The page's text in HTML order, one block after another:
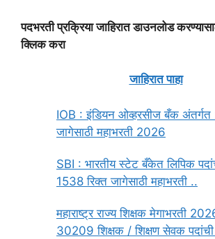
पदभरती प्रक्रिया जाहिरात डाउनलोड
क्लिक करा
जाहिरात पाहा
IOB : इंडियन ओव्हरसीज बँक अंतर्गत
जागेसाठी महाभरती 2026
SBI : भारतीय स्टेट बँकेत लिपिक
1538 रिक्त जागेसाठी महाभरती ..
महाराष्ट्र राज्य शिक्षक मेगाभरती
30209 शिक्षक / शिक्षण सेवक पदांची